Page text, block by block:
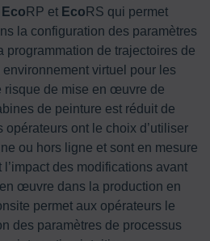
Eco RP et Eco RS qui permet
la configuration des paramètres
programmation de trajectoires de
virtuel pour les
risque de mise en œuvre de
de peinture est réduit de
ont le choix d’utiliser
ou hors ligne et sont en mesure
des modifications avant
œuvre dans la production en
permet aux opérateurs le
des paramètres de processus